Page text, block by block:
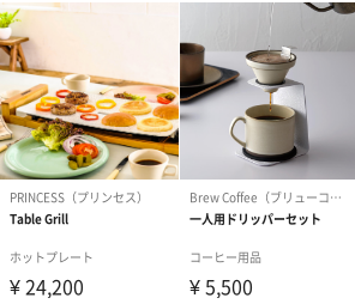
あり（280円）
メッセージカード（通常・写真・グリ
誕生日や結婚祝い・出産祝いなど、様々な
ードを同梱します。
メッセージカードや封筒のデザインは一部